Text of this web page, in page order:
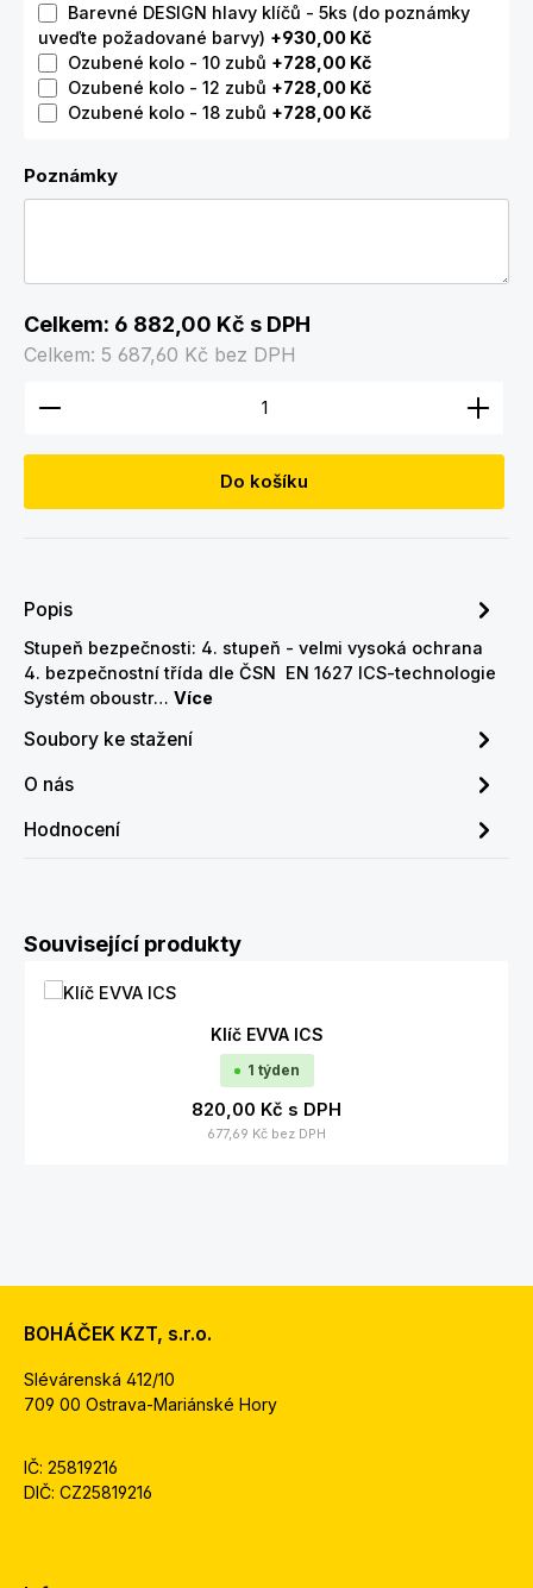
Barevné DESIGN hlavy klíčů - 5ks (do poznámky
uveďte požadované barvy) +930,00 Kč
Ozubené kolo - 10 zubů +728,00 Kč
Ozubené kolo - 12 zubů +728,00 Kč
Ozubené kolo - 18 zubů +728,00 Kč
Poznámky
Celkem: 6 882,00 Kč s DPH
Celkem: 5 687,60 Kč bez DPH
Množství produktu: Zadejte požadované
Do košíku
Popis
Stupeň bezpečnosti: 4. stupeň - velmi vysoká ochrana
4. bezpečnostní třída dle ČSN EN 1627 ICS-technologie
Systém oboustr… Více
Soubory ke stažení
O nás
Hodnocení
Přeskočit galerii produktů
Související produkty
Klíč EVVA ICS
1 týden
820,00 Kč s DPH
677,69 Kč bez DPH
BOHÁČEK KZT, s.r.o.
Slévárenská 412/10
709 00 Ostrava-Mariánské Hory
IČ: 25819216
DIČ: CZ25819216